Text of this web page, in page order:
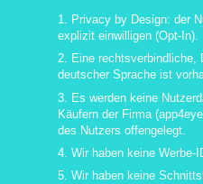
1. Privacy by Design: der
explizit einwilligen (Opt-In).
2. Eine rechtsverbindliche,
deutscher Sprache ist
3. Es werden keine
Käufern der Firma
des Nutzers offengelegt.
4. Wir haben keine
5. Wir haben keine